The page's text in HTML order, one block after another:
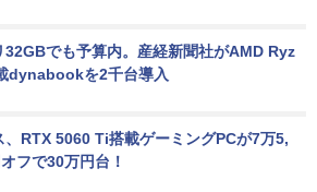
32GBでも予算内。産経新聞社がAMD Ryz
dynabookを2千台導入
、RTX 5060 Ti搭載ゲーミングPCが7万5,
フで30万円台！